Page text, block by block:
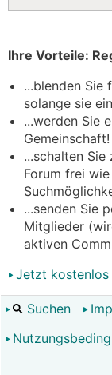
Ihre Vorteile:
...blenden Sie
solange sie
...werden Sie
Gemeinschaft!
...schalten
Forum frei
...senden Sie
Mitglieder
aktiven
Jetzt kostenlos
Suchen